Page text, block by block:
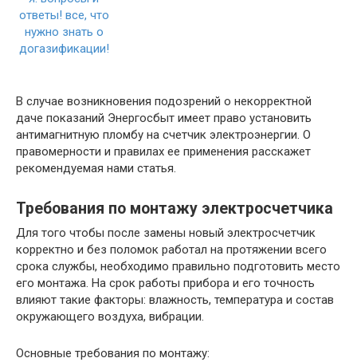
В случае возникновения подозрений о некорректной
даче показаний Энергосбыт имеет право установить
антимагнитную пломбу на счетчик электроэнергии. О
правомерности и правилах ее применения расскажет
рекомендуемая нами статья.
Требования по монтажу электросчетчика
Для того чтобы после замены новый электросчетчик
корректно и без поломок работал на протяжении всего
срока службы, необходимо правильно подготовить место
его монтажа. На срок работы прибора и его точность
влияют такие факторы: влажность, температура и состав
окружающего воздуха, вибрации.
Основные требования по монтажу: